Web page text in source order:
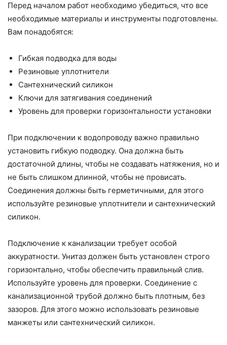
Перед началом работ необходимо убедиться, что все
необходимые материалы и инструменты подготовлены.
Вам понадобятся:
Гибкая подводка для воды
Резиновые уплотнители
Сантехнический силикон
Ключи для затягивания соединений
Уровень для проверки горизонтальности установки
При подключении к водопроводу важно правильно
установить гибкую подводку. Она должна быть
достаточной длины, чтобы не создавать натяжения, но и
не быть слишком длинной, чтобы не провисать.
Соединения должны быть герметичными, для этого
используйте резиновые уплотнители и сантехнический
силикон.
Подключение к канализации требует особой
аккуратности. Унитаз должен быть установлен строго
горизонтально, чтобы обеспечить правильный слив.
Используйте уровень для проверки. Соединение с
канализационной трубой должно быть плотным, без
зазоров. Для этого можно использовать резиновые
манжеты или сантехнический силикон.